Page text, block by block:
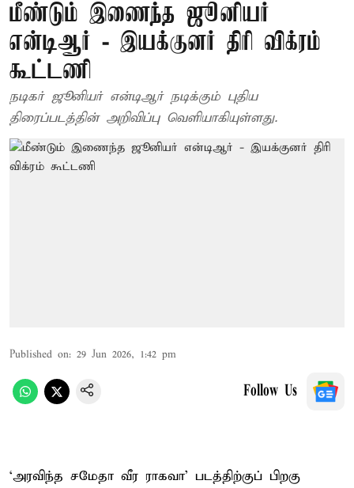
மீண்டும் இணைந்த ஜூனியர்
என்டிஆர் - இயக்குனர் திரி விக்ரம்
கூட்டணி
நடிகர் ஜூனியர் என்டிஆர் நடிக்கும் புதிய
திரைப்படத்தின் அறிவிப்பு வெளியாகியுள்ளது.
Published on: 29 Jun 2026, 1:42 pm
Follow Us
‘அரவிந்த சமேதா வீர ராகவா’ படத்திற்குப் பிறகு